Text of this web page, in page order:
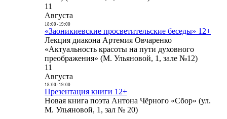
11
Августа
18:00- 19:00
«Заоникиевские просветительские беседы» 12+
Лекция диакона Артемия Овчаренко
«Актуальность красоты на пути духовного
преображения» (М. Ульяновой, 1, зале №12)
11
Августа
18:00- 19:00
Презентация книги 12+
Новая книга поэта Антона Чёрного «Сбор» (ул.
М. Ульяновой, 1, зал № 20)